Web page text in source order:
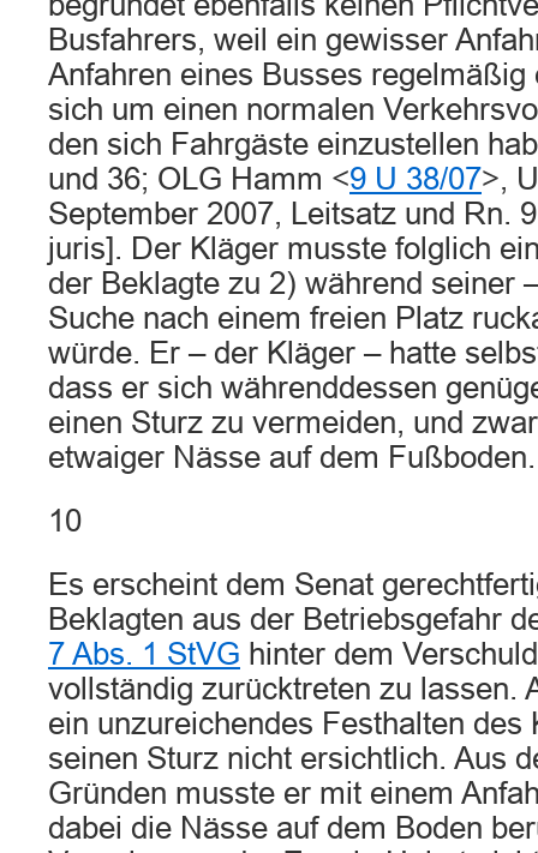
Busfahrers, weil ein gewisser
Anfahren eines Busses regelmäßig
sich um einen normalen
den sich Fahrgäste einzustellen
und 36; OLG Hamm <9 U 38/07>,
September 2007, Leitsatz und Rn.
juris]. Der Kläger musste folglich
der Beklagte zu 2) während seiner
Suche nach einem freien Platz
würde. Er – der Kläger – hatte
dass er sich währenddessen
einen Sturz zu vermeiden, und
etwaiger Nässe auf dem Fußboden.
10
Es erscheint dem Senat
Beklagten aus der Betriebsgefahr
7 Abs. 1 StVG hinter dem
vollständig zurücktreten zu lassen.
ein unzureichendes Festhalten des
seinen Sturz nicht ersichtlich. Aus
Gründen musste er mit einem
dabei die Nässe auf dem Boden